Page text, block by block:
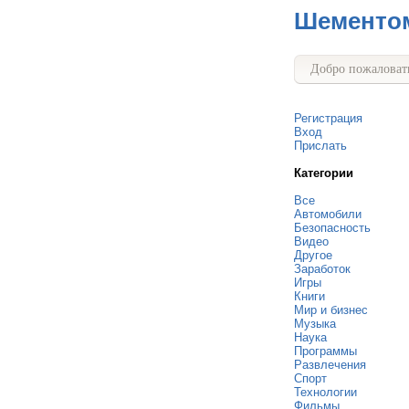
Добро
Регистрация
Вход
Прислать
Категории
Все
Автомобили
Безопасность
Видео
Другое
Заработок
Игры
Книги
Мир и бизнес
Музыка
Наука
Программы
Развлечения
Спорт
Технологии
Фильмы